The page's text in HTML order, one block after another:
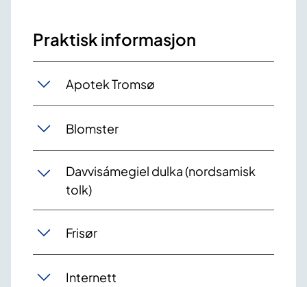
Praktisk informasjon
Apotek Tromsø
Blomster
Davvisámegiel dulka (nordsamisk
tolk)
Frisør
Internett